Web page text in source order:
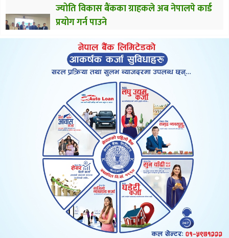
ज्योति विकास बैंकका ग्राहकले अब नेपालपे कार्ड
प्रयोग गर्न पाउने